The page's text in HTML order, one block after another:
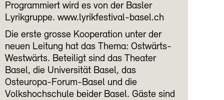
Programmiert wird es von der Basler
Lyrikgruppe. www.lyrikfestival-basel.ch
Die erste grosse Kooperation unter der
neuen Leitung hat das Thema: Ostwärts-
Westwärts. Beteiligt sind das Theater
Basel, die Universität Basel, das
Osteuropa-Forum-Basel und die
Volkshochschule beider Basel. Gäste sind